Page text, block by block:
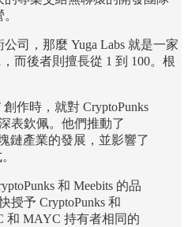
司，那麼 Yuga Labs 就是一家
而後者則擅長從 1 到 100。根
作時，就對 CryptoPunks
表欽佩。他們推動了
鏈產業的發展，並影響了
和 Meebits 的品
授予 CryptoPunks 和
和 MAYC 持有者相同的